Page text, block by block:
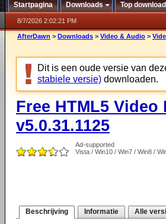
Startpagina Downloads Top
8/7/2026 2:02:21 PM
AfterDawn > Downloads > Video & Audio >
Dit is een oude versie van
stabiele versie) downloaden.
Free HTML5
v5.0.31.1125
Ad-supported
Vista / Win10 / Win7 / Win8 /
Beschrijving Informatie Alle